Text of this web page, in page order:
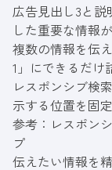
広告見出し3と
した重要な情報
複数の情報を伝
1」にできるだけ
レスポンシブ検
示する位置を固
参考： レスポン
プ
伝えたい情報を